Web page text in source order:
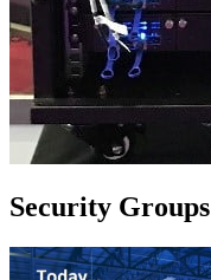
Security Groups